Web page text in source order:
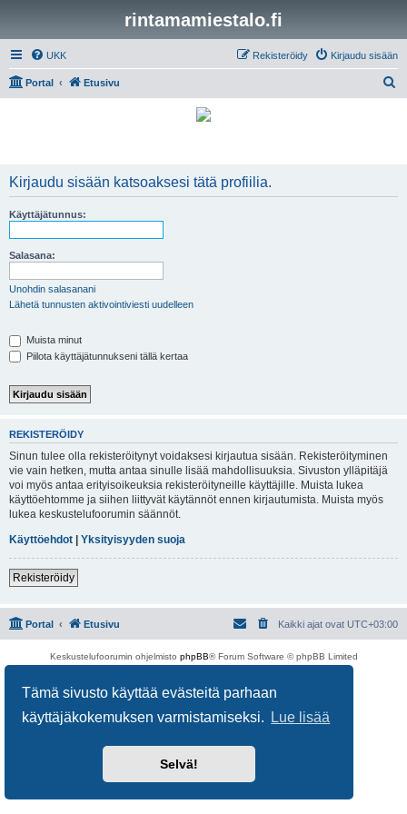
Tämä sivusto käyttää evästeitä parhaan
käyttäjäkokemuksen varmistamiseksi.
Lue lisää
Selvä!
rintamamiestalo.fi
UKK Kirjaudu sisään
Rekisteröidy
Portal Etusivu
Kirjaudu sisään katsoaksesi tätä profiilia.
Käyttäjätunnus:
Salasana:
Unohdin salasanani
Lähetä tunnusten aktivointiviesti uudelleen
Muista minut
Piilota käyttäjätunnukseni tällä kertaa
REKISTERÖIDY
Sinun tulee olla rekisteröitynyt voidaksesi kirjautua sisään. Rekisteröityminen
vie vain hetken, mutta antaa sinulle lisää mahdollisuuksia. Sivuston ylläpitäjä
voi myös antaa erityisoikeuksia rekisteröityneille käyttäjille. Muista lukea
käyttöehtomme ja siihen liittyvät käytännöt ennen kirjautumista. Muista myös
lukea keskustelufoorumin säännöt.
Käyttöehdot | Yksityisyyden suoja
Rekisteröidy
Portal Etusivu Kaikki ajat ovat UTC+03:00
Keskustelufoorumin ohjelmisto phpBB® Forum Software © phpBB Limited
Yksityisyys|Ehdot